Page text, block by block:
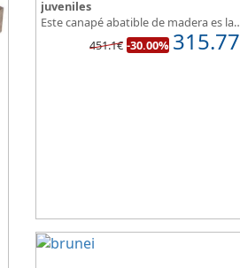
juveniles
Este canapé abatible de madera es la
solución ideal para el almacenaje de
habitaciones infantiles o de reducidas
451.1€ -30.00% 315.77